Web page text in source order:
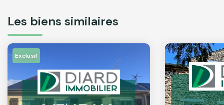
Les biens similaires
Exclusif